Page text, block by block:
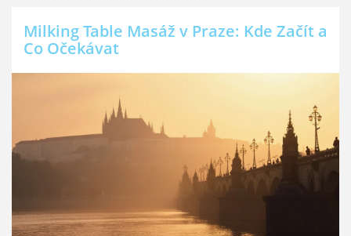
Milking Table Masáž v Praze: Kde Začít a
Co Očekávat